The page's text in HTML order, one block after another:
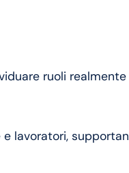
ruoli
lavoratori,